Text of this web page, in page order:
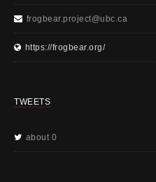
frogbear.project@ubc.ca
https://frogbear.org/
TWEETS
about 0